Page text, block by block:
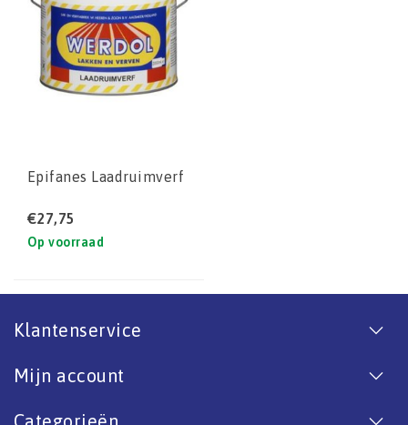
Epifanes Laadruimverf
€27,75
Op voorraad
Klantenservice
Mijn account
Categorieën